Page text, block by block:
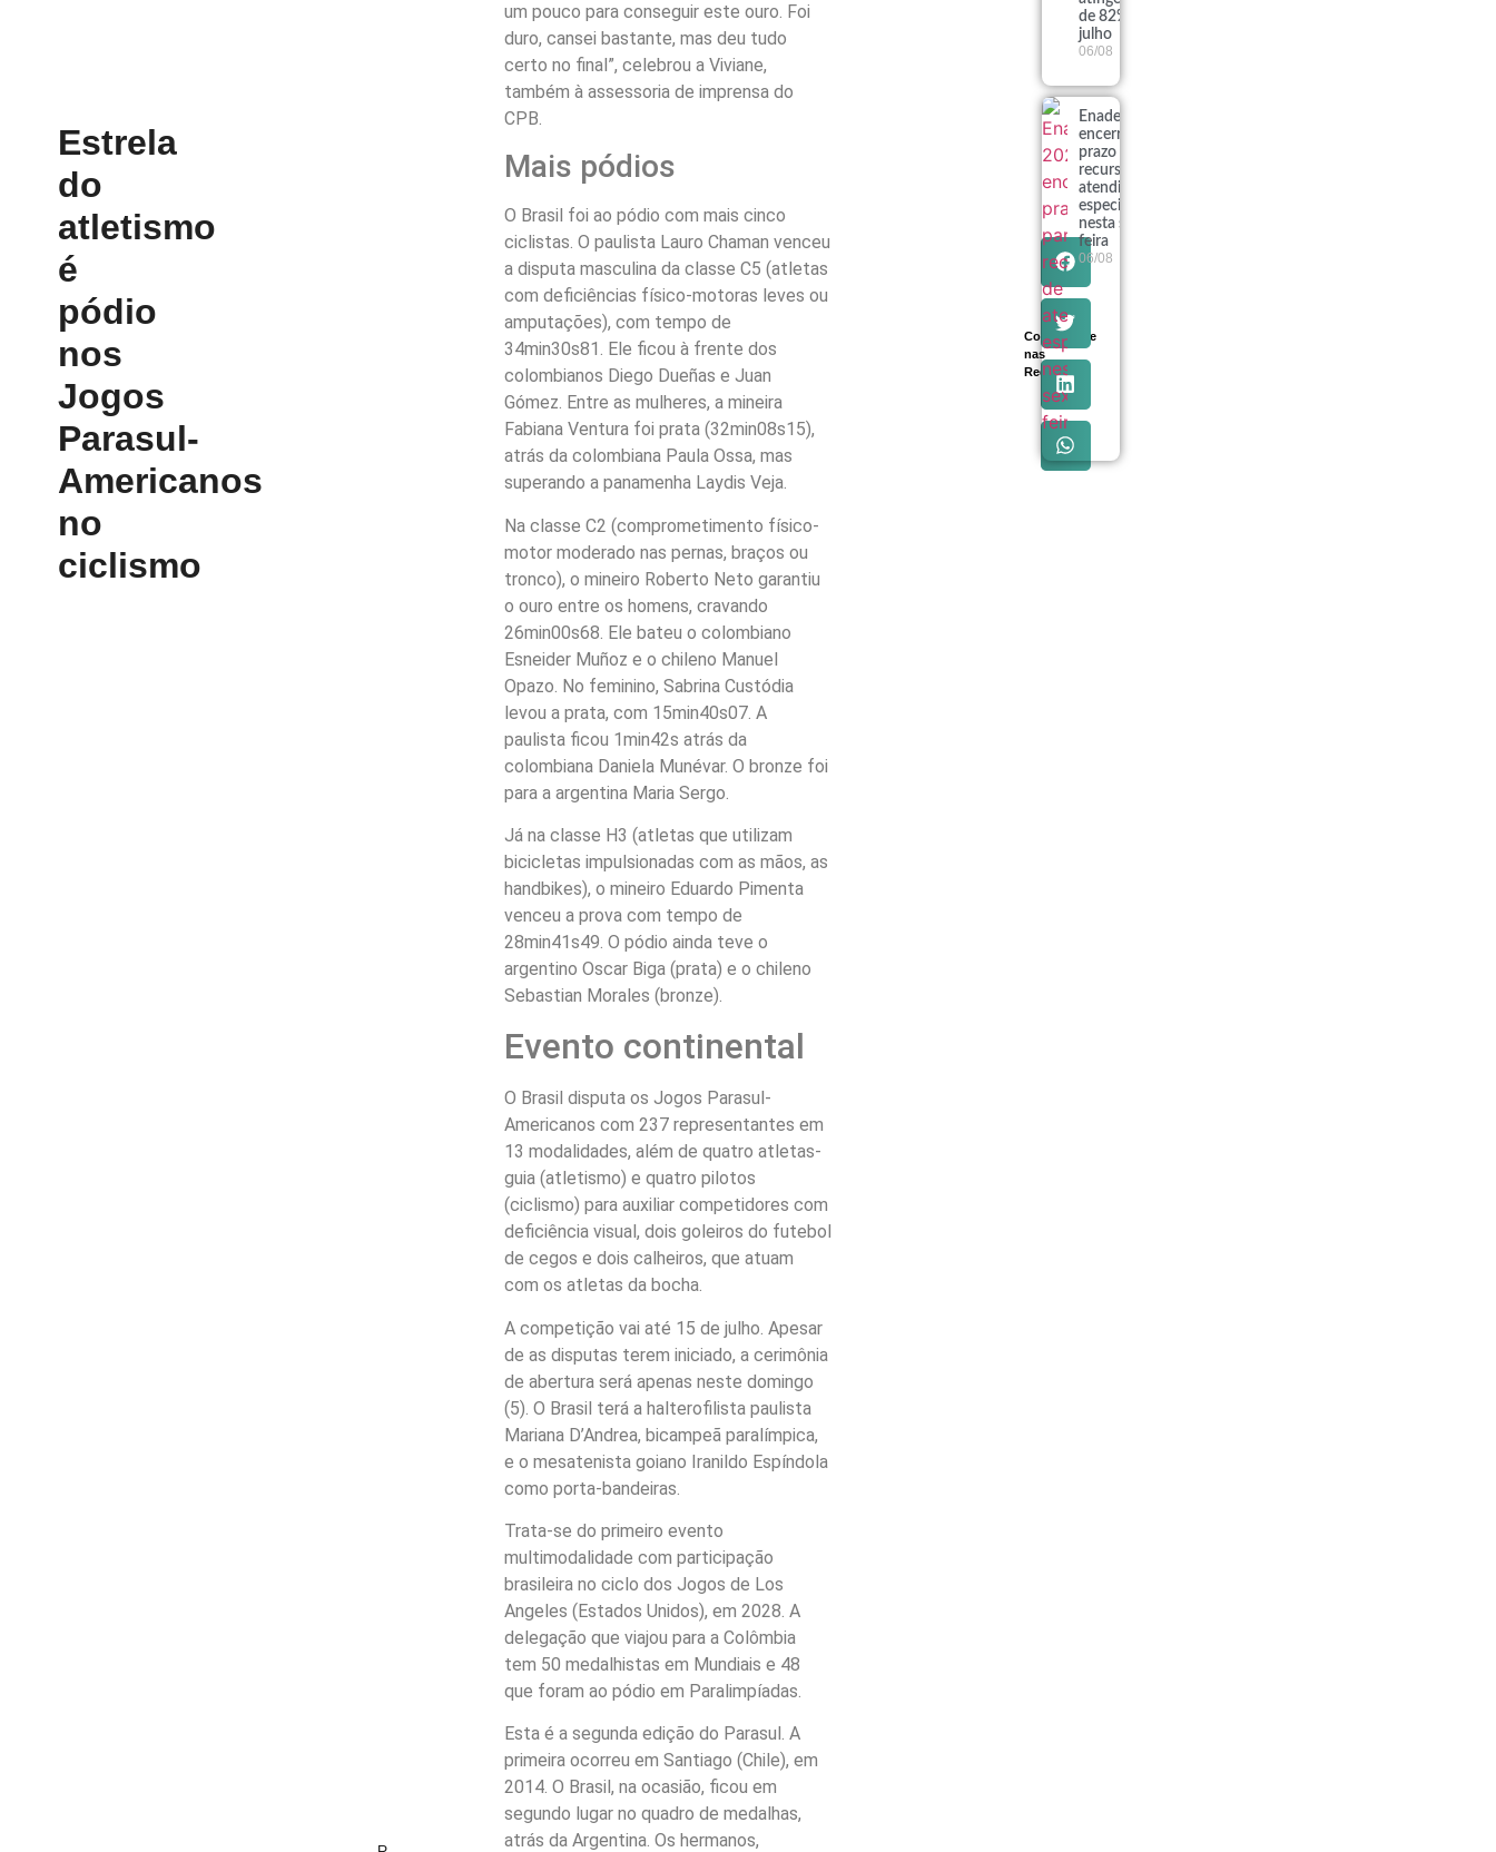
Estrela
do
atletismo
é
pódio
nos
Jogos
Parasul-
Americanos
no
ciclismo
um pouco para conseguir este ouro. Foi
duro, cansei bastante, mas deu tudo
certo no final”, celebrou a Viviane,
também à assessoria de imprensa do
CPB.
Mais pódios
O Brasil foi ao pódio com mais cinco
ciclistas. O paulista Lauro Chaman venceu
a disputa masculina da classe C5 (atletas
com deficiências físico-motoras leves ou
amputações), com tempo de
34min30s81. Ele ficou à frente dos
colombianos Diego Dueñas e Juan
Gómez. Entre as mulheres, a mineira
Fabiana Ventura foi prata (32min08s15),
atrás da colombiana Paula Ossa, mas
superando a panamenha Laydis Veja.
Na classe C2 (comprometimento físico-
motor moderado nas pernas, braços ou
tronco), o mineiro Roberto Neto garantiu
o ouro entre os homens, cravando
26min00s68. Ele bateu o colombiano
Esneider Muñoz e o chileno Manuel
Opazo. No feminino, Sabrina Custódia
levou a prata, com 15min40s07. A
paulista ficou 1min42s atrás da
colombiana Daniela Munévar. O bronze foi
para a argentina Maria Sergo.
Já na classe H3 (atletas que utilizam
bicicletas impulsionadas com as mãos, as
handbikes), o mineiro Eduardo Pimenta
venceu a prova com tempo de
28min41s49. O pódio ainda teve o
argentino Oscar Biga (prata) e o chileno
Sebastian Morales (bronze).
Evento continental
O Brasil disputa os Jogos Parasul-
Americanos com 237 representantes em
13 modalidades, além de quatro atletas-
guia (atletismo) e quatro pilotos
(ciclismo) para auxiliar competidores com
deficiência visual, dois goleiros do futebol
de cegos e dois calheiros, que atuam
com os atletas da bocha.
A competição vai até 15 de julho. Apesar
de as disputas terem iniciado, a cerimônia
de abertura será apenas neste domingo
(5). O Brasil terá a halterofilista paulista
Mariana D’Andrea, bicampeã paralímpica,
e o mesatenista goiano Iranildo Espíndola
como porta-bandeiras.
Trata-se do primeiro evento
multimodalidade com participação
brasileira no ciclo dos Jogos de Los
Angeles (Estados Unidos), em 2028. A
delegação que viajou para a Colômbia
tem 50 medalhistas em Mundiais e 48
que foram ao pódio em Paralimpíadas.
Esta é a segunda edição do Parasul. A
primeira ocorreu em Santiago (Chile), em
2014. O Brasil, na ocasião, ficou em
segundo lugar no quadro de medalhas,
atrás da Argentina. Os hermanos,
Compartilhe
nas
Redes
de 82% em
julho
06/08
Enade 2026
encerra
prazo para
recursos de
atendimento
especializado
nesta sexta-
feira
06/08